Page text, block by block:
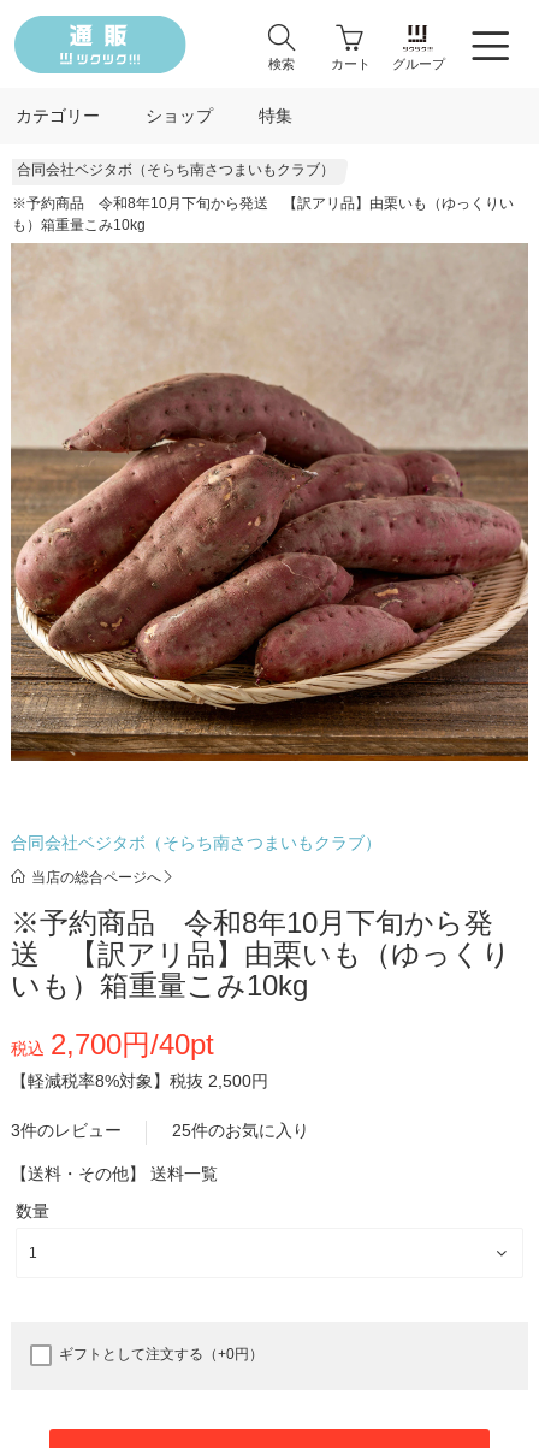
検索 カート グループ
カテゴリー ショップ 特集
合同会社ベジタボ（そらち南さつまいもクラブ）
※予約商品 令和8年10月下旬から発送 【訳アリ品】由栗いも（ゆっくりい
も）箱重量こみ10kg
合同会社ベジタボ（そらち南さつまいもクラブ）
当店の総合ページへ
※予約商品 令和8年10月下旬から発
送 【訳アリ品】由栗いも（ゆっくり
いも）箱重量こみ10kg
税込 2,700円/40pt
【軽減税率8%対象】 税抜 2,500円
3件のレビュー 25件のお気に入り
【送料・その他】 送料一覧
数量
ギフトとして注文する（+0円）